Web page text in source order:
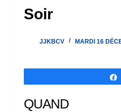
Soir
JJKBCV MARDI 16
QUAND